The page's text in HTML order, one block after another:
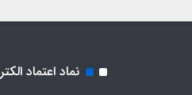
نماد اعتماد